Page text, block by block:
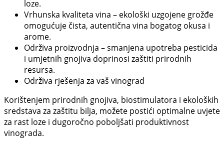
loze.
Vrhunska kvaliteta vina – ekološki uzgojene grožđe
omogućuje čista, autentična vina bogatog okusa i
arome.
Održiva proizvodnja – smanjena upotreba pesticida
i umjetnih gnojiva doprinosi zaštiti prirodnih
resursa.
Održiva rješenja za vaš vinograd
Korištenjem prirodnih gnojiva, biostimulatora i ekoloških
sredstava za zaštitu bilja, možete postići optimalne uvjete
za rast loze i dugoročno poboljšati produktivnost
vinograda.